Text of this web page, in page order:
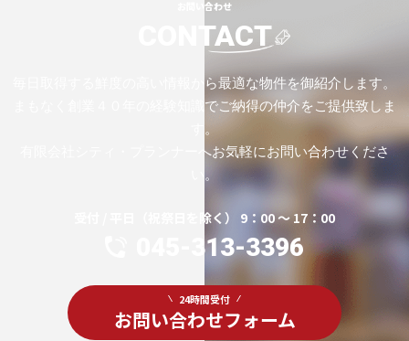
お問い合わせ
CONTACT
毎日取得する鮮度の高い情報から最適な物件を御紹介します。
まもなく創業４０年の経験知識でご納得の仲介をご提供致しま
す。
有限会社シティ・プランナーへお気軽にお問い合わせくださ
い。
受付 / 平日（祝祭日を除く） 9：00 ～ 17：00
045-313-3396
24時間受付
お問い合わせフォーム